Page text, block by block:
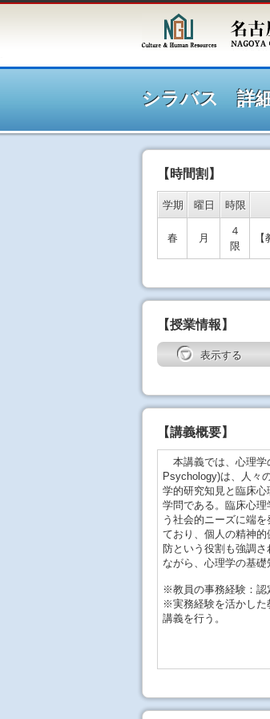
シ
シラバス 詳
【時間割】
学期 曜日 時限
春 月
４
限
【授業情報】
表示する
【講義概要】
本講義では、心理学
Psychology)は、人々
学的研究知見と臨床
学問である。臨床心
う社会的ニーズに端
ており、個人の精神
防という役割も強調
ながら、心理学の基礎
※教員の事務経験：認
※実務経験を活かした
講義を行う。